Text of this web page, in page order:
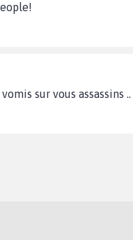
sur vous assassins ..